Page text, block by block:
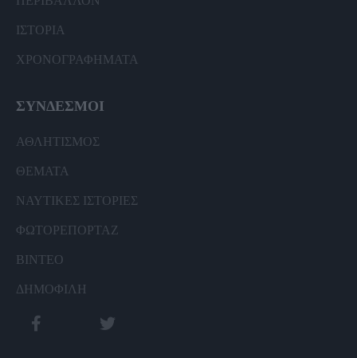
ΙΣΤΟΡΙΑ
ΧΡΟΝΟΓΡΑΦΗΜΑΤΑ
ΣΥΝΔΕΣΜΟΙ
ΑΘΛΗΤΙΣΜΟΣ
ΘΕΜΑΤΑ
ΝΑΥΤΙΚΕΣ ΙΣΤΟΡΙΕΣ
ΦΩΤΟΡΕΠΟΡΤΑΖ
ΒΙΝΤΕΟ
ΔΗΜΟΦΙΛΗ